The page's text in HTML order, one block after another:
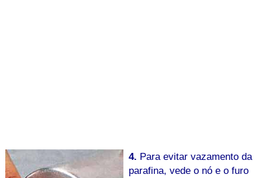
4. Para evitar vazamento da
parafina, vede o nó e o furo